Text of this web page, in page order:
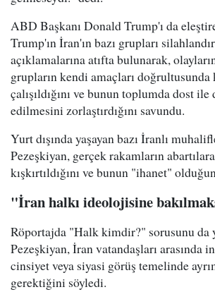
ABD Başkanı Donald Trump'ı da
Trump'ın İran'ın bazı grupları
açıklamalarına atıfta bulunarak,
grupların kendi amaçları doğrultusunda
çalışıldığını ve bunun toplumda dost ile
edilmesini zorlaştırdığını savundu.
Yurt dışında yaşayan bazı İranlı
Pezeşkiyan, gerçek rakamların
kışkırtıldığını ve bunun "ihanet"
"İran halkı ideolojisine
Röportajda "Halk kimdir?" sorusunu da
Pezeşkiyan, İran vatandaşları arasında
cinsiyet veya siyasi görüş temelinde
gerektiğini söyledi.